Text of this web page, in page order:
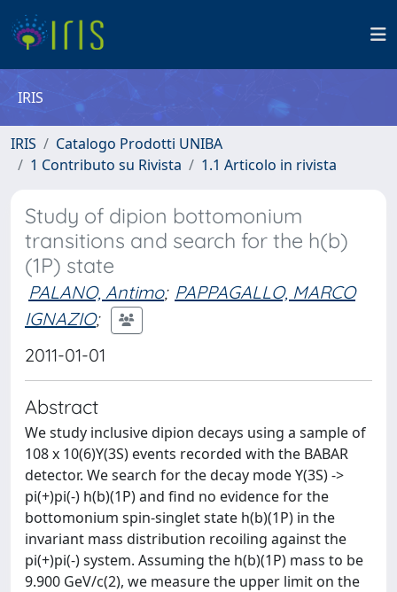
IRIS
IRIS
Catalogo Prodotti UNIBA
1 Contributo su Rivista
1.1 Articolo in rivista
Study of dipion bottomonium
transitions and search for the h(b)
(1P) state
PALANO, Antimo; PAPPAGALLO, MARCO
IGNAZIO;
2011-01-01
Abstract
We study inclusive dipion decays using a sample of
108 x 10(6)Y(3S) events recorded with the BABAR
detector. We search for the decay mode Y(3S) ->
pi(+)pi(-) h(b)(1P) and find no evidence for the
bottomonium spin-singlet state h(b)(1P) in the
invariant mass distribution recoiling against the
pi(+)pi(-) system. Assuming the h(b)(1P) mass to be
9.900 GeV/c(2), we measure the upper limit on the